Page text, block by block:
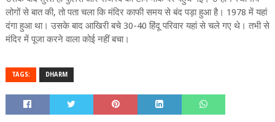
लोगों से बात की, तो पता चला कि मंदिर काफी समय से बंद पड़ा हुआ है। 1978 में यहां
दंगा हुआ था। उसके बाद आखिरी बचे 30-40 हिंदू परिवार यहां से चले गए थे। तभी से
मंदिर में पूजा करने वाला कोई नहीं बचा।
TAGS: DHARM